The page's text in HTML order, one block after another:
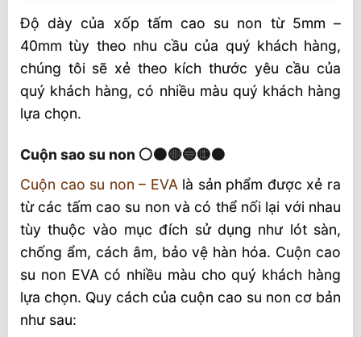
Độ dày của xốp tấm cao su non từ 5mm –
40mm tùy theo nhu cầu của quý khách hàng,
chúng tôi sẽ xẻ theo kích thước yêu cầu của
quý khách hàng, có nhiều màu quý khách hàng
lựa chọn.
Cuộn sao su non ⚪⚫🔴🔵🟡🟠
Cuộn cao su non – EVA là sản phẩm được xẻ ra
từ các tấm cao su non và có thể nối lại với nhau
tùy thuộc vào mục đích sử dụng như lót sàn,
chống ẩm, cách âm, bảo vệ hàn hóa. Cuộn cao
su non EVA có nhiều màu cho quý khách hàng
lựa chọn. Quy cách của cuộn cao su non cơ bản
như sau: